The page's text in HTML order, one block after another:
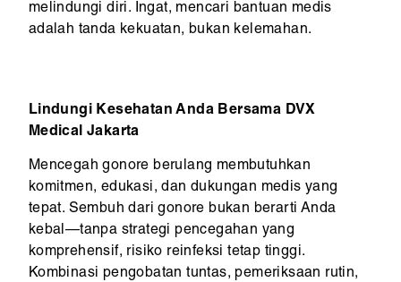
melindungi diri. Ingat, mencari bantuan medis
adalah tanda kekuatan, bukan kelemahan.
Lindungi Kesehatan Anda Bersama DVX
Medical Jakarta
Mencegah gonore berulang membutuhkan
komitmen, edukasi, dan dukungan medis yang
tepat. Sembuh dari gonore bukan berarti Anda
kebal—tanpa strategi pencegahan yang
komprehensif, risiko reinfeksi tetap tinggi.
Kombinasi pengobatan tuntas, pemeriksaan rutin,